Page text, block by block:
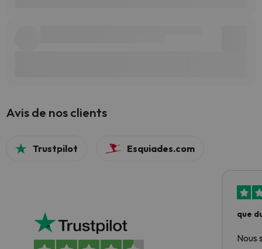
Avis de nos clients
Trustpilot Esquiades.com
que
Nous